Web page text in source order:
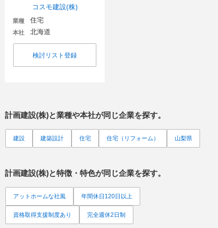
コスモ建設(株)
業種 住宅
本社 北海道
検討リスト登録
計画建設(株)と業種や本社が同じ企業を探す。
建設 建築設計 住宅 住宅（リフォーム） 山梨県
計画建設(株)と特徴・特色が同じ企業を探す。
アットホームな社風 年間休日120日以上
資格取得支援制度あり 完全週休2日制